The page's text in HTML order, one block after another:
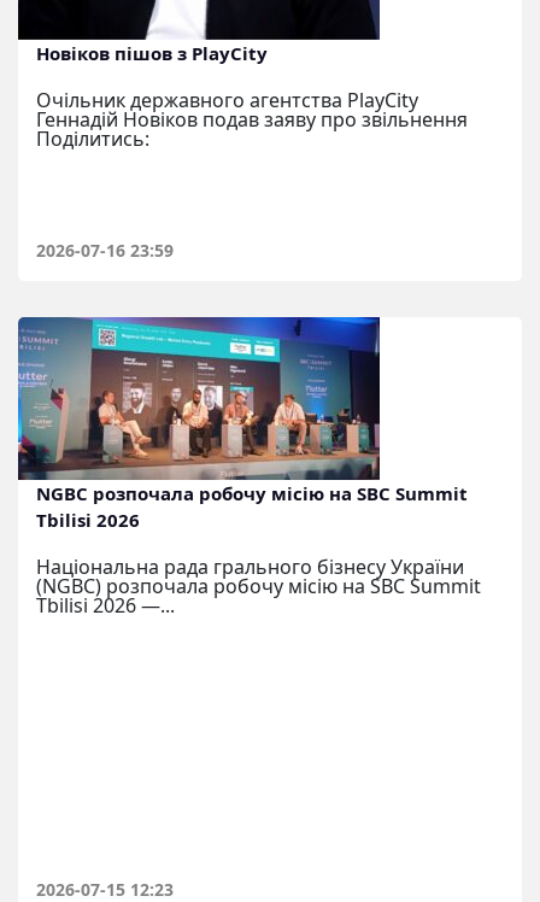
Новіков пішов з PlayCity
Очільник державного агентства PlayCity
Геннадій Новіков подав заяву про звільнення
Поділитись:
2026-07-16 23:59
NGBC розпочала робочу місію на SBC Summit
Tbilisi 2026
Національна рада грального бізнесу України
(NGBC) розпочала робочу місію на SBC Summit
Tbilisi 2026 —...
2026-07-15 12:23